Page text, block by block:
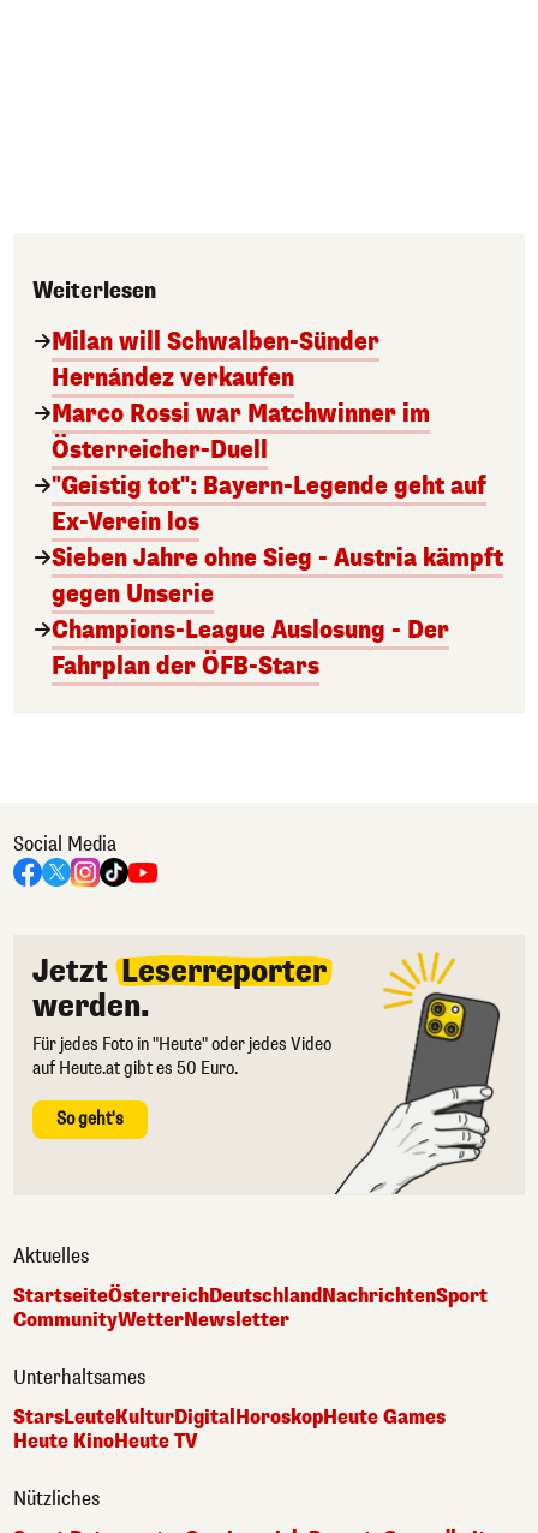
Weiterlesen
Milan will Schwalben-Sünder
Hernández verkaufen
Marco Rossi war Matchwinner im
Österreicher-Duell
"Geistig tot": Bayern-Legende geht auf
Ex-Verein los
Sieben Jahre ohne Sieg - Austria kämpft
gegen Unserie
Champions-League Auslosung - Der
Fahrplan der ÖFB-Stars
Social Media
Jetzt Leserreporter
werden.
Für jedes Foto in "Heute" oder jedes Video
auf Heute.at gibt es 50 Euro.
So geht's
Aktuelles
StartseiteÖsterreichDeutschlandNachrichtenSport
CommunityWetterNewsletter
Unterhaltsames
StarsLeuteKulturDigital HoroskopHeute Games
Heute KinoHeute TV
Nützliches